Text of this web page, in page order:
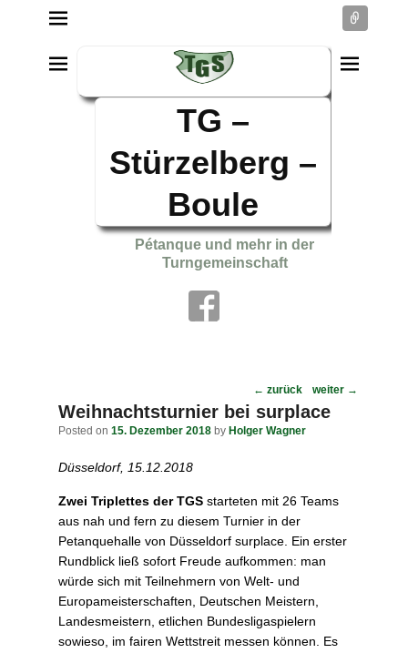
TG –
Stürzelberg –
Boule
Pétanque und mehr in der
Turngemeinschaft
Post
navigation
← zurück weiter →
Weihnachtsturnier bei surplace
Posted on 15. Dezember 2018 by Holger Wagner
Düsseldorf, 15.12.2018
Zwei Triplettes der TGS starteten mit 26 Teams
aus nah und fern zu diesem Turnier in der
Petanquehalle von Düsseldorf surplace. Ein erster
Rundblick ließ sofort Freude aufkommen: man
würde sich mit Teilnehmern von Welt- und
Europameisterschaften, Deutschen Meistern,
Landesmeistern, etlichen Bundesligaspielern
sowieso, im fairen Wettstreit messen können. Es